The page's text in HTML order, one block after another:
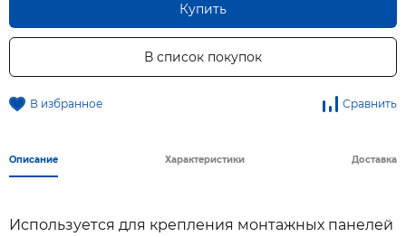
Купить
В список покупок
В избранное Сравнить
Описание Характеристики Доставка
Используется для крепления монтажных панелей